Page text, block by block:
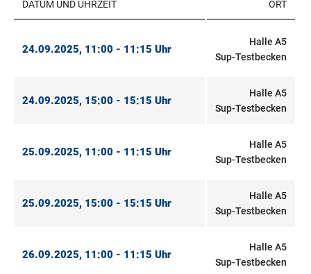
DATUM UND UHRZEIT ORT
24.09.2025, 11:00 - 11:15 Uhr
Halle A5
Sup-Testbecken
24.09.2025, 15:00 - 15:15 Uhr
Halle A5
Sup-Testbecken
25.09.2025, 11:00 - 11:15 Uhr
Halle A5
Sup-Testbecken
25.09.2025, 15:00 - 15:15 Uhr
Halle A5
Sup-Testbecken
26.09.2025, 11:00 - 11:15 Uhr
Halle A5
Sup-Testbecken